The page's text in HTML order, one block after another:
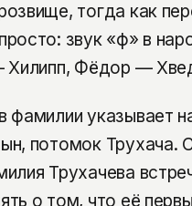
тогда как
звук «ф» в
Хилипп, Фёдор —
фамилии указывает
потомок Трухача.
Трухачева
о том, что её